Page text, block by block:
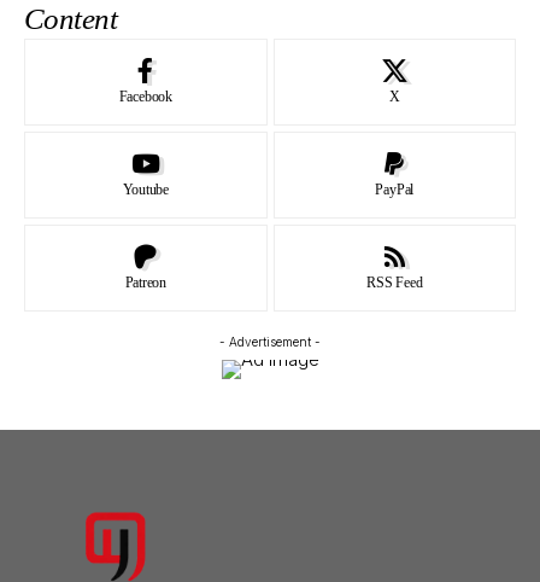
Content
Facebook X
Youtube PayPal
Patreon RSS Feed
- Advertisement -